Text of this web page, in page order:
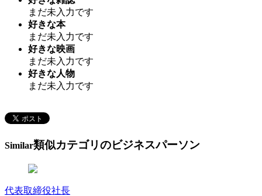
まだ未入力です
好きな本
まだ未入力です
好きな映画
まだ未入力です
好きな人物
まだ未入力です
Similar類似カテゴリのビジネスパーソン
代表取締役社長